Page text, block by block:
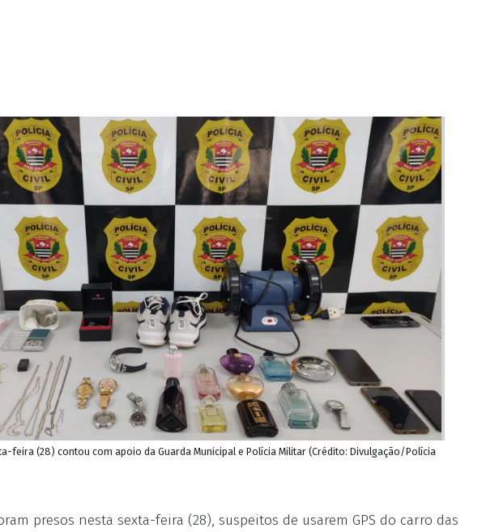
feira (28) contou com apoio da Guarda Municipal e Polícia Militar (Crédito: Divulgação/Polícia
presos nesta sexta-feira (28), suspeitos de usarem GPS do carro das